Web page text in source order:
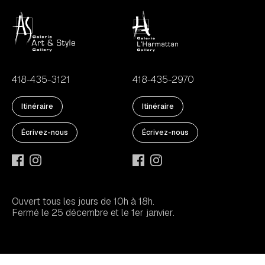
418-435-3121
Itinéraire
Écrivez-nous
418-435-2970
Itinéraire
Écrivez-nous
Ouvert tous les jours de 10h à 18h.
Fermé le 25 décembre et le 1er janvier.